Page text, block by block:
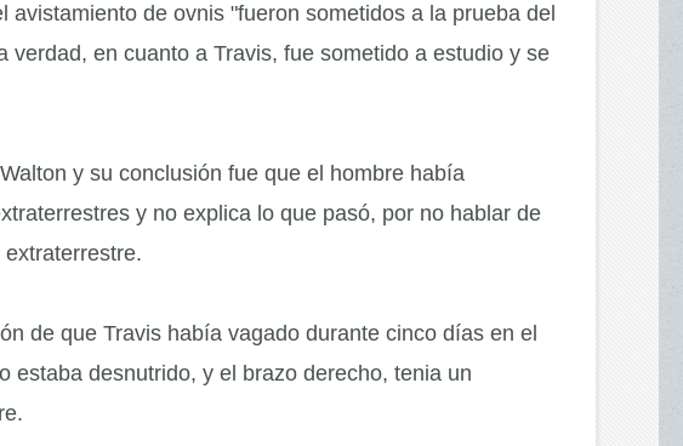
de ovnis "fueron sometidos a la prueba del
en cuanto a Travis, fue sometido a estudio y se
y su conclusión fue que el hombre había
y no explica lo que pasó, por no hablar de
de que Travis había vagado durante cinco días en el
estaba desnutrido, y el brazo derecho, tenia un